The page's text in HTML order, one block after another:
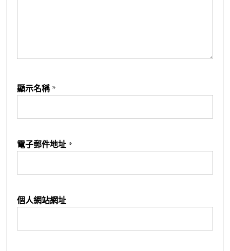
顯示名稱 *
電子郵件地址 *
個人網站網址